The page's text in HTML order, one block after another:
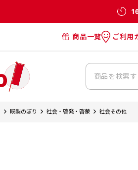
商品一覧
オリジナルのぼり
オリジナルタオル
横断幕・懸垂幕
ご利用
のぼりのご利
Tシャツのご利
既製のぼり 社会・啓発・啓蒙 社会その他